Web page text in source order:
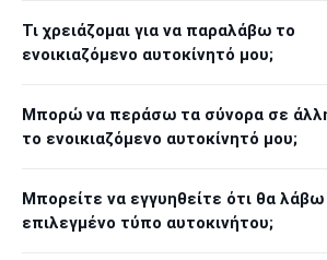
Τι χρειάζομαι για να παραλάβω το
ενοικιαζόμενο αυτοκίνητό μου;
Μπορώ να περάσω τα σύνορα σε
το ενοικιαζόμενο αυτοκίνητό μου;
Μπορείτε να εγγυηθείτε ότι θα λάβω
επιλεγμένο τύπο αυτοκινήτου;